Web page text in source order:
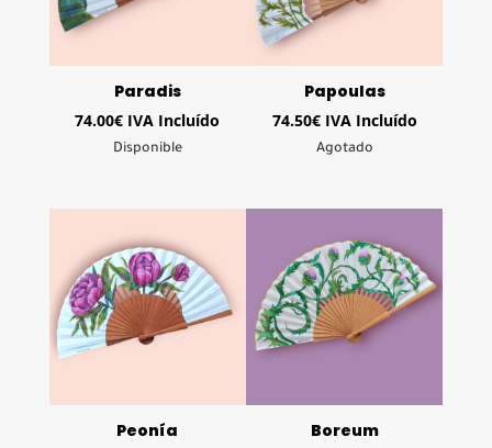
Paradis
74.00€ IVA Incluído
Disponible
Papoulas
74.50€ IVA Incluído
Agotado
Peonía Boreum